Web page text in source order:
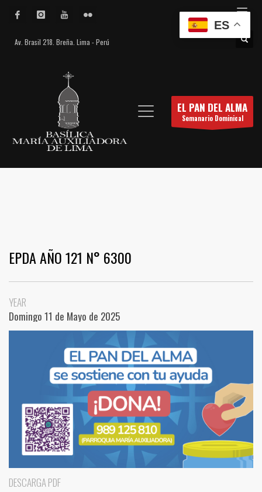
Av. Brasil 218. Breña. Lima - Perú
EL PAN DEL ALMA
Semanario Dominical
EPDA AÑO 121 N° 6300
YEAR
Domingo 11 de Mayo de 2025
DESCARGA PDF
ES